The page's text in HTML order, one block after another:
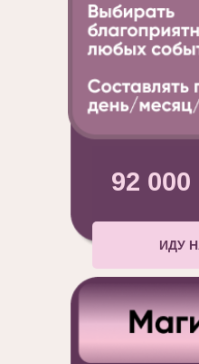
ИДУ
92
ДОГОВОР